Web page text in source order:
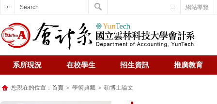
網站導覽
:::
系所現況 在校學生 招生資訊 推廣教育
您現在的位置： 首頁 ＞ 學術典藏 ＞ 碩博士論文
Search